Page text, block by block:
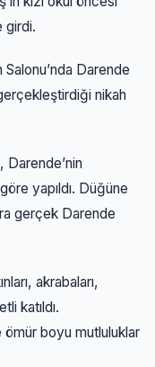
girdi.
Darende
nikah
yapıldı. Düğüne
gerçek Darende
akrabaları,
katıldı.
boyu mutluluklar